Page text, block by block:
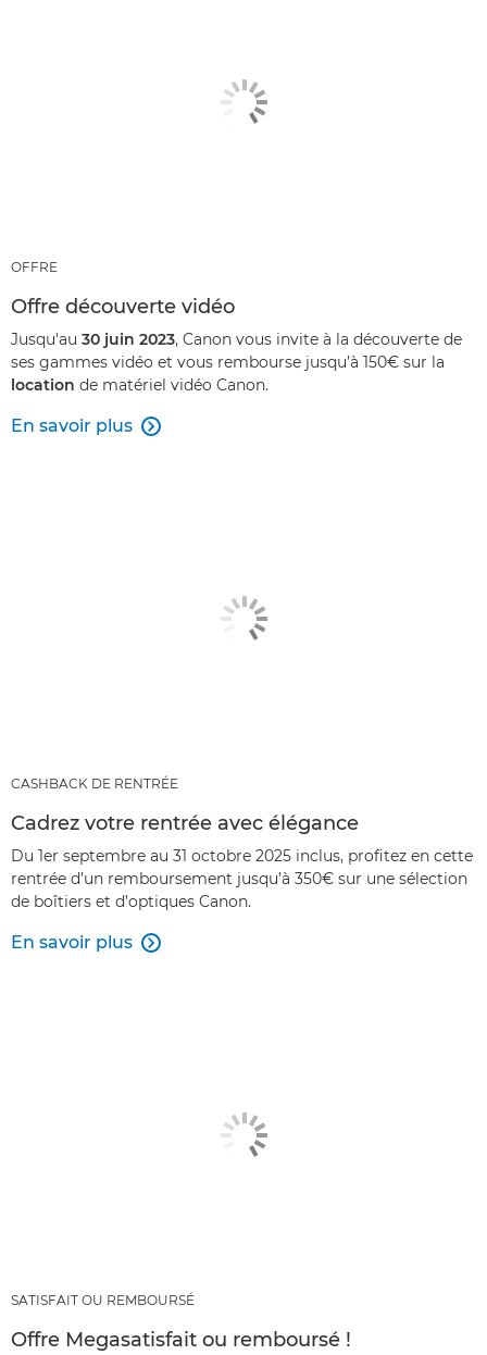
OFFRE
Offre découverte vidéo
Jusqu'au 30 juin 2023, Canon vous invite à la découverte de
ses gammes vidéo et vous rembourse jusqu’à 150€ sur la
location de matériel vidéo Canon.
En savoir plus 
CASHBACK DE RENTRÉE
Cadrez votre rentrée avec élégance
Du 1er septembre au 31 octobre 2025 inclus, profitez en cette
rentrée d’un remboursement jusqu’à 350€ sur une sélection
de boîtiers et d’optiques Canon.
En savoir plus 
SATISFAIT OU REMBOURSÉ
Offre Megasatisfait ou remboursé !